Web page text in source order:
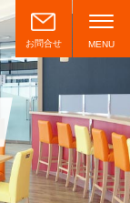
お問合せ MENU